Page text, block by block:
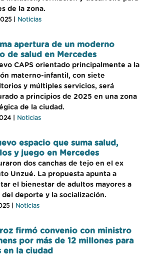
de la zona.
| Noticias
apertura de un moderno
de salud en Mercedes
CAPS orientado principalmente a la
materno-infantil, con siete
y múltiples servicios, será
a principios de 2025 en una zona
de la ciudad.
| Noticias
espacio que suma salud,
y juego en Mercedes
dos canchas de tejo en el ex
Unzué. La propuesta apunta a
el bienestar de adultos mayores a
del deporte y la socialización.
| Noticias
firmó convenio con ministro
por más de 12 millones para
en la ciudad